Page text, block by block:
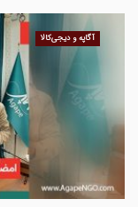
آگاپه و دیجی‌کالا